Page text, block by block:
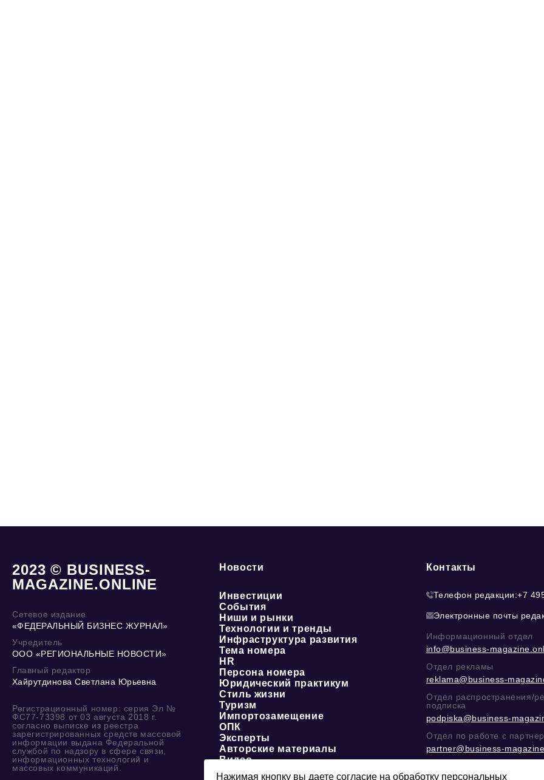
2023 © BUSINESS-
MAGAZINE.ONLINE
Сетевое издание
«ФЕДЕРАЛЬНЫЙ БИЗНЕС ЖУРНАЛ»
Учредитель
ООО «РЕГИОНАЛЬНЫЕ НОВОСТИ»
Главный редактор
Хайрутдинова Светлана Юрьевна
Регистрационный номер: серия Эл №
ФС77-73398 от 03 августа 2018 г.
согласно выписке из реестра
зарегистрированных средств массовой
информации выдана Федеральной
службой по надзору в сфере связи,
информационных технологий и
массовых коммуникаций.
Новости
Инвестиции
События
Ниши и рынки
Технологии и тренды
Инфраструктура развития
Тема номера
HR
Персона номера
Юридический практикум
Стиль жизни
Туризм
Импортозамещение
ОПК
Эксперты
Авторские материалы
Видео
Контакты
Телефон редакции:+7
Электронные почты
Информационный отдел
info@business-
Отдел рекламы
reklama@business-
Отдел распространения/
подписка
podpiska@business-
Отдел по работе с
partner@business-
@mazovилиMAX
Нажимая кнопку вы даете согласие на обработку персональных